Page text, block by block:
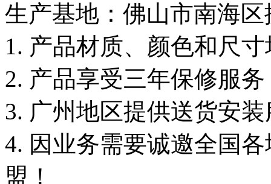
生产基地：佛山市南海
1. 产品材质、颜色和尺
2. 产品享受三年保修服
3. 广州地区提供送货安
4. 因业务需要诚邀全国
盟！